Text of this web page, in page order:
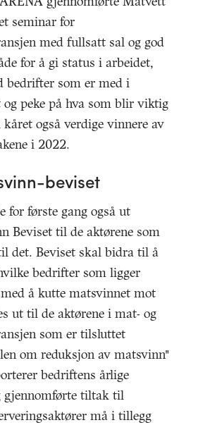
seminar for
med fullsatt sal og god
for å gi status i arbeidet,
bedrifter som er med i
og peke på hva som blir viktig
også verdige vinnere av
i 2022.
beviset
for første gang også ut
Beviset til de aktørene som
det. Beviset skal bidra til å
bedrifter som ligger
å kutte matsvinnet mot
ut til de aktørene i mat- og
som er tilsluttet
om reduksjon av matsvinn"
bedriftens årlige
gjennomførte tiltak til
må i tillegg